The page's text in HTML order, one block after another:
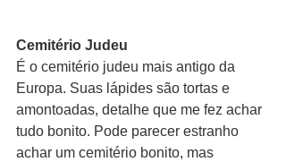
Cemitério Judeu
É o cemitério judeu mais antigo da
Europa. Suas lápides são tortas e
amontoadas, detalhe que me fez achar
tudo bonito. Pode parecer estranho
achar um cemitério bonito, mas